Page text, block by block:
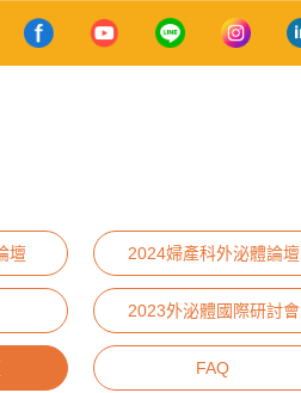
壇 2024婦產科外泌體論壇
2023外泌體國際研討會
FAQ